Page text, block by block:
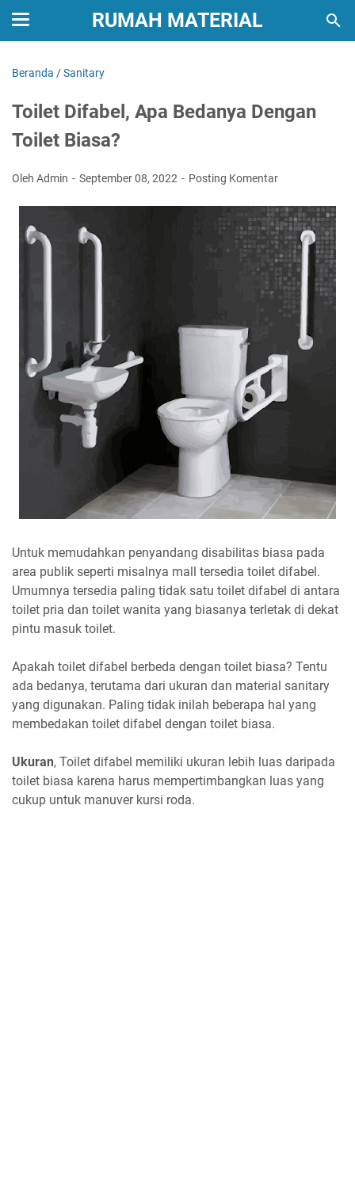
RUMAH MATERIAL
Beranda /Sanitary
Toilet Difabel, Apa Bedanya Dengan
Toilet Biasa?
Oleh Admin September 08, 2022 Posting Komentar
Untuk memudahkan penyandang disabilitas biasa pada
area publik seperti misalnya mall tersedia toilet difabel.
Umumnya tersedia paling tidak satu toilet difabel di antara
toilet pria dan toilet wanita yang biasanya terletak di dekat
pintu masuk toilet.
Apakah toilet difabel berbeda dengan toilet biasa? Tentu
ada bedanya, terutama dari ukuran dan material sanitary
yang digunakan. Paling tidak inilah beberapa hal yang
membedakan toilet difabel dengan toilet biasa.
Ukuran, Toilet difabel memiliki ukuran lebih luas daripada
toilet biasa karena harus mempertimbangkan luas yang
cukup untuk manuver kursi roda.